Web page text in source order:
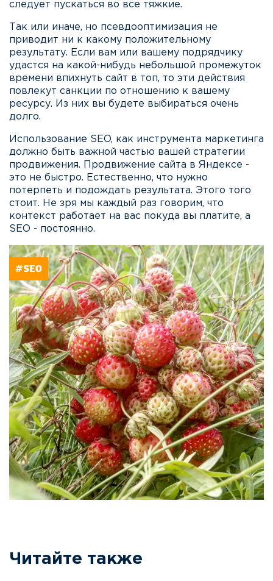
следует пускаться во все тяжкие.
Так или иначе, но псевдооптимизация не
приводит ни к какому положительному
результату. Если вам или вашему подрядчику
удастся на какой-нибудь небольшой промежуток
времени впихнуть сайт в топ, то эти действия
повлекут санкции по отношению к вашему
ресурсу. Из них вы будете выбираться очень
долго.
Использование SEO, как инструмента маркетинга
должно быть важной частью вашей стратегии
продвижения. Продвижение сайта в Яндексе -
это не быстро. Естественно, что нужно
потерпеть и подождать результата. Этого того
стоит. Не зря мы каждый раз говорим, что
контекст работает на вас покуда вы платите, а
SEO - постоянно.
#SEO
Читайте также